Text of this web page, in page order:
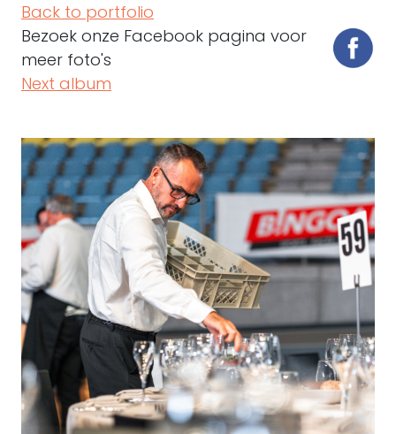
Back to portfolio
Bezoek onze Facebook pagina voor
meer foto's
Next album